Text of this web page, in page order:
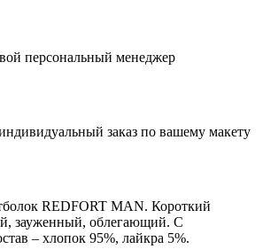
персональный менеджер
заказ по вашему макету
REDFORT MAN. Короткий
зауженный, облегающий. С
– хлопок 95%, лайкра 5%.